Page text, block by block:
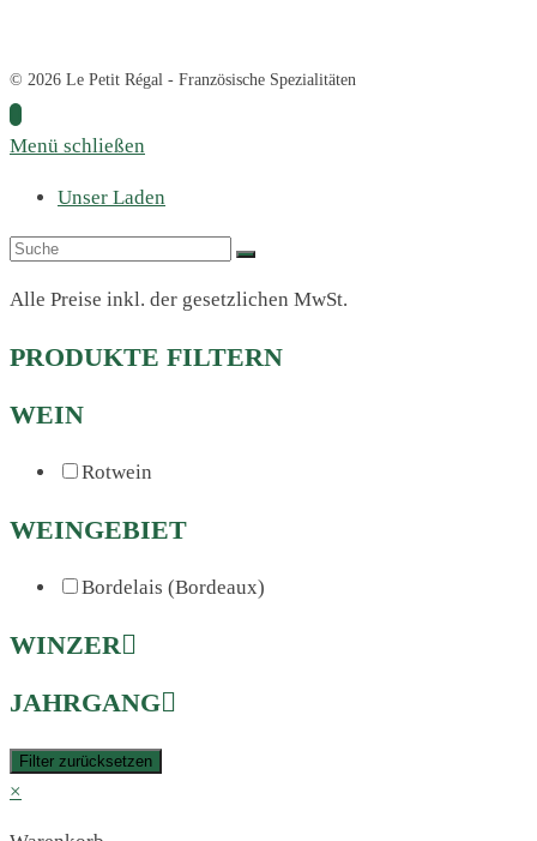
© 2026 Le Petit Régal - Französische Spezialitäten
Menü schließen
Unser Laden
Alle Preise inkl. der gesetzlichen MwSt.
PRODUKTE FILTERN
WEIN
Rotwein
WEINGEBIET
Bordelais (Bordeaux)
WINZER
JAHRGANG
Filter zurücksetzen
×